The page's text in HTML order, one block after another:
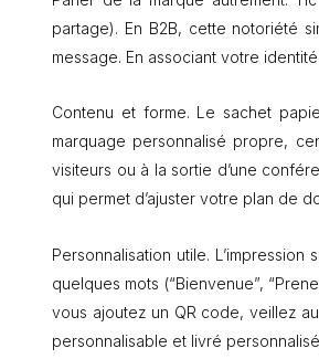
partage). En B2B, cette notoriété
message. En associant votre
Contenu et forme. Le sachet
marquage personnalisé propre,
visiteurs ou à la sortie d’une
qui permet d’ajuster votre plan de
Personnalisation utile.
quelques mots (“Bienvenue”,
vous ajoutez un QR code, veillez
personnalisable et livré